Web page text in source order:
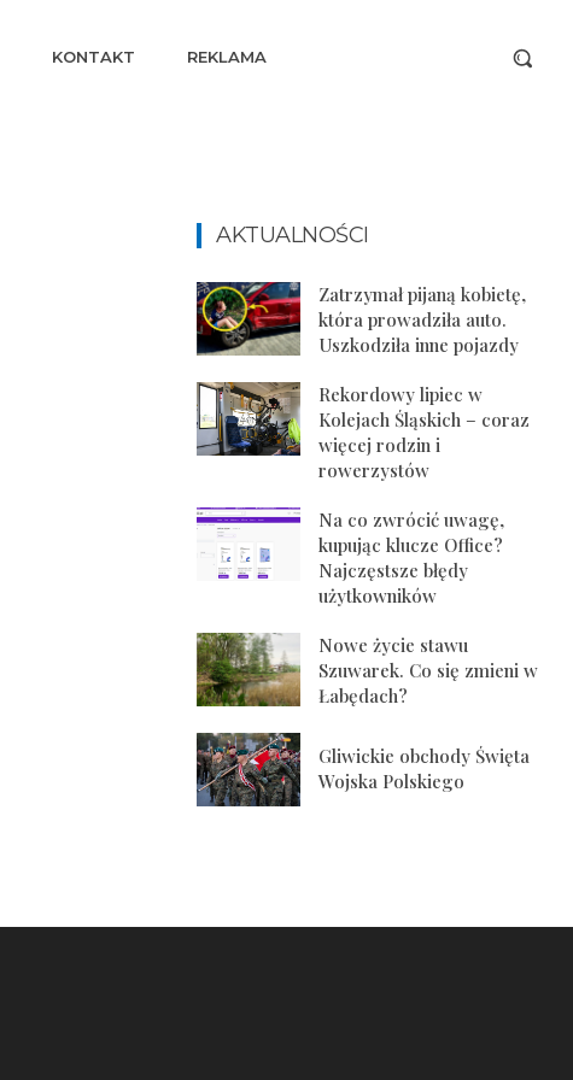
KONTAKT REKLAMA
AKTUALNOŚCI
Zatrzymał pijaną kobietę,
która prowadziła auto.
Uszkodziła inne pojazdy
Rekordowy lipiec w
Kolejach Śląskich – coraz
więcej rodzin i
rowerzystów
Na co zwrócić uwagę,
kupując klucze Office?
Najczęstsze błędy
użytkowników
Nowe życie stawu
Szuwarek. Co się zmieni w
Łabędach?
Gliwickie obchody Święta
Wojska Polskiego